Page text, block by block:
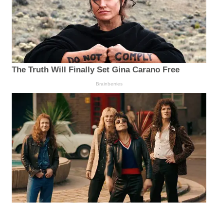
The Truth Will Finally Set Gina Carano Free
Brainberries